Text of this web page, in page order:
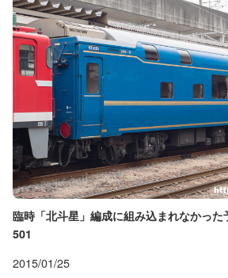
臨時「北斗星」編成に組み込まれなかっ
501
2015/01/25